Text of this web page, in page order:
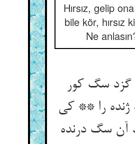
Hırsız, gelip
bile kör, hırsız
Ne
سگ کور
را ** کی
آن سگ درنده